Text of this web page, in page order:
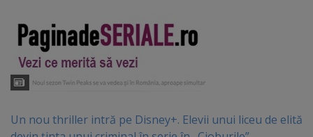
Un nou thriller intră pe Disney+. Elevii unui liceu de elită